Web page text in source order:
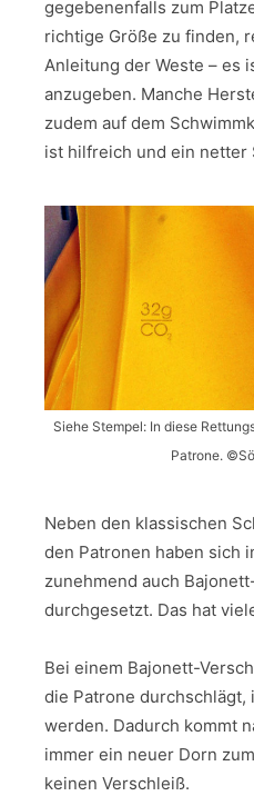
gegebenenfalls zum
richtige Größe zu finden,
Anleitung der Weste – es
anzugeben. Manche
zudem auf dem
ist hilfreich und ein netter
Siehe Stempel: In diese
Patrone.
Neben den klassischen
den Patronen haben sich
zunehmend auch
durchgesetzt. Das hat
Bei einem Bajonett-
die Patrone
werden. Dadurch kommt
immer ein neuer Dorn
keinen Verschleiß.